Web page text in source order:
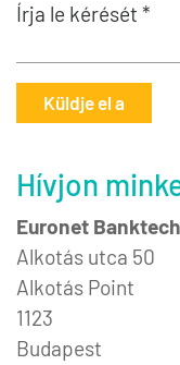
Írja le kérését *
Küldje el a
Hívjon
Euronet
Alkotás utca 50
Alkotás Point
1123
Budapest